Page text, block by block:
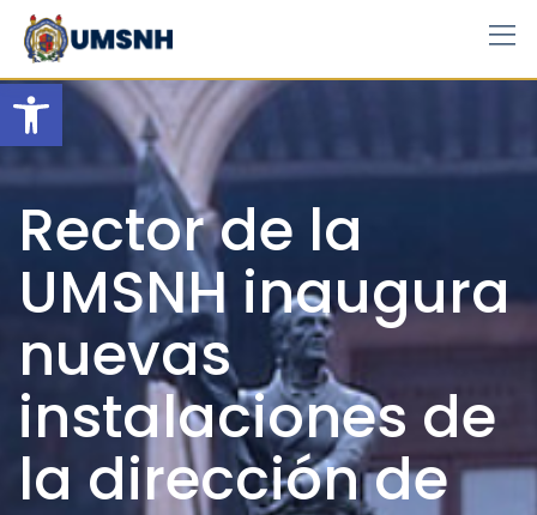
Open toolbar
Skip
content
Rector de la
UMSNH inaugura
nuevas
instalaciones de
la dirección de